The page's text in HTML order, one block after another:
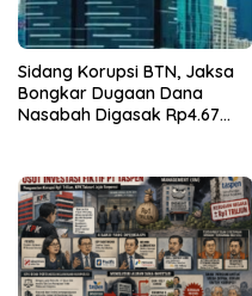
Sidang Korupsi BTN, Jaksa
Bongkar Dugaan Dana
Nasabah Digasak Rp4.67